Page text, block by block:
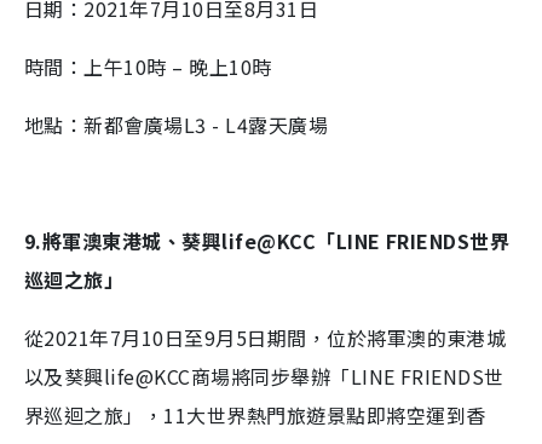
日期：2021年7月10日至8月31日
時間：上午10時 – 晚上10時
地點：新都會廣場L3 - L4露天廣場
9.將軍澳東港城、葵興life@KCC「LINE FRIENDS世界
巡迴之旅」
從2021年7月10日至9月5日期間，位於將軍澳的東港城
以及葵興life@KCC商場將同步舉辦「LINE FRIENDS世
界巡迴之旅」，11大世界熱門旅遊景點即將空運到香